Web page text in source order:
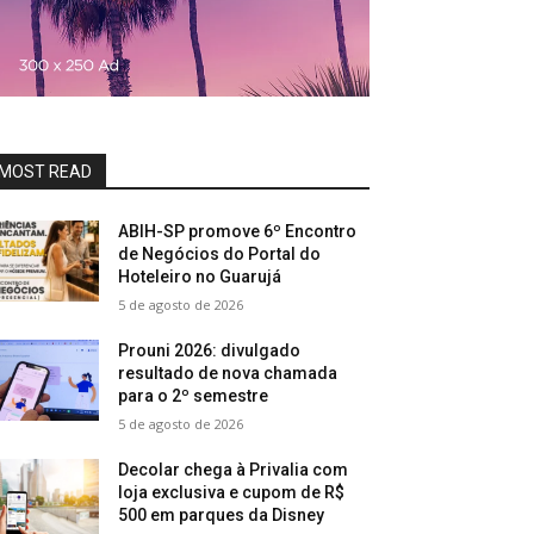
READ
ABIH-SP promove 6º Encontro
de Negócios do Portal do
Hoteleiro no Guarujá
5 de agosto de 2026
Prouni 2026: divulgado
resultado de nova chamada
para o 2º semestre
5 de agosto de 2026
Decolar chega à Privalia com
loja exclusiva e cupom de R$
500 em parques da Disney